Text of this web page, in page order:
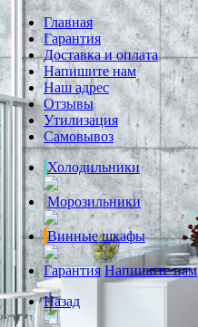
Главная
Гарантия
Доставка и оплата
Напишите нам
Наш адрес
Отзывы
Утилизация
Самовывоз
Холодильники
Морозильники
Винные шкафы
Гарантия Напишите нам
Назад